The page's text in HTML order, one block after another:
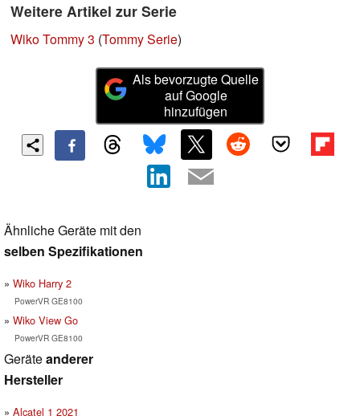
Weitere Artikel zur Serie
Wiko Tommy 3 (Tommy Serie)
Als bevorzugte Quelle
auf Google
hinzufügen
Ähnliche Geräte mit den
selben Spezifikationen
Wiko Harry 2
PowerVR GE8100
Wiko View Go
PowerVR GE8100
Geräteanderer
Hersteller
Alcatel 1 2021